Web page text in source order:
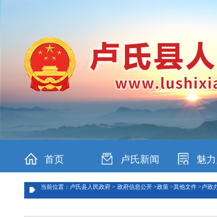
首页 卢氏新闻 魅
当前位置：卢氏县人民政府 > 政府信息公开 >政策 >其他文件 >卢政